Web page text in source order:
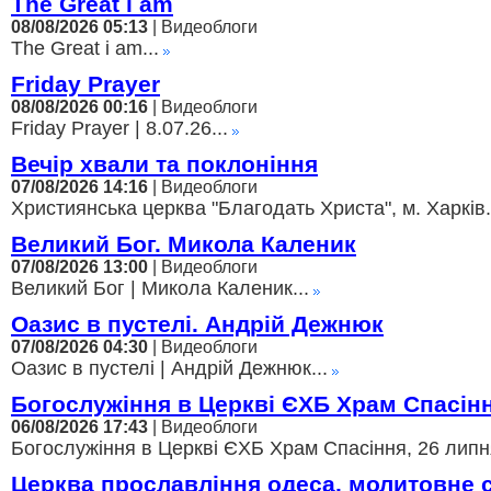
08/08/2026 05:13 | Видеоблоги
The Great i am...
Friday Prayer
08/08/2026 00:16 | Видеоблоги
Friday Prayer | 8.07.26...
Вечір хвали та поклоніння
07/08/2026 14:16 | Видеоблоги
Християнська церква "Благодать Христа", м.
Великий Бог. Микола Каленик
07/08/2026 13:00 | Видеоблоги
Великий Бог | Микола Каленик...
Оазис в пустелі. Андрій Дежнюк
07/08/2026 04:30 | Видеоблоги
Оазис в пустелі | Андрій Дежнюк...
Богослужіння в Церкві ЄХБ Храм
06/08/2026 17:43 | Видеоблоги
Богослужіння в Церкві ЄХБ Храм Спасіння, 26
Церква прославління одеса. молитовне